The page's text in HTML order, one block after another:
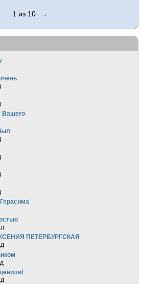
1 из 10 →
Вашего
ПЕТЕРБУРГСКАЯ